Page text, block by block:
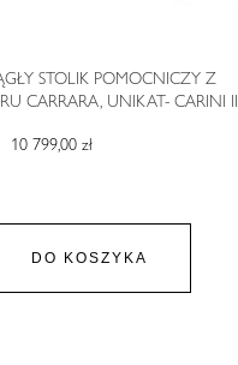
STOLIK POMOCNICZY Z
CARRARA, UNIKAT- CARINI II
10 799,00 zł
DO KOSZYKA